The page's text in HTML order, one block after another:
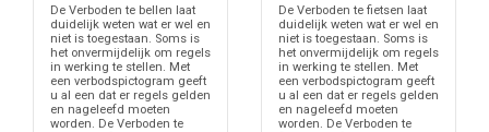
De Verboden te bellen laat
duidelijk weten wat er wel en
niet is toegestaan. Soms is
het onvermijdelijk om regels
in werking te stellen. Met
een verbodspictogram geeft
u al een dat er regels gelden
en nageleefd moeten
worden. De Verboden te
De Verboden te fietsen laat
duidelijk weten wat er wel en
niet is toegestaan. Soms is
het onvermijdelijk om regels
in werking te stellen. Met
een verbodspictogram geeft
u al een dat er regels gelden
en nageleefd moeten
worden. De Verboden te